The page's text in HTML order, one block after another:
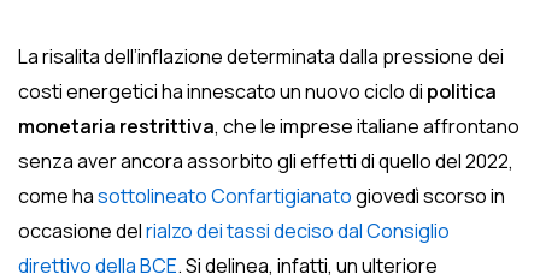
La risalita dell’inflazione determinata dalla pressione dei
costi energetici ha innescato un nuovo ciclo di politica
monetaria restrittiva, che le imprese italiane affrontano
senza aver ancora assorbito gli effetti di quello del 2022,
come hasottolineato Confartigianatogiovedì scorso in
occasione delrialzo dei tassi deciso dal Consiglio
direttivo della BCE. Si delinea, infatti, un ulteriore